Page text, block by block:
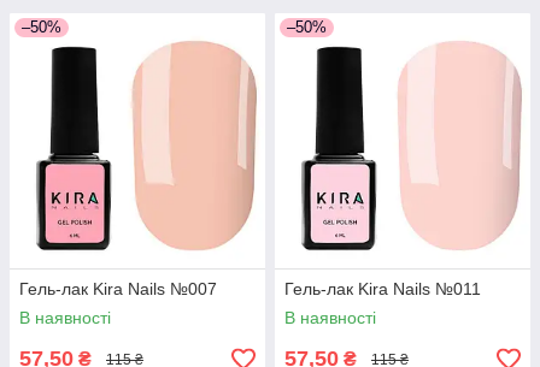
–50%
Гель-лак Kira Nails №007
В наявності
57,50 ₴ 115 ₴
–50%
Гель-лак Kira Nails №011
В наявності
57,50 ₴ 115 ₴